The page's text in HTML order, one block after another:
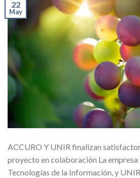
22
May
ACCURO Y UNIR finalizan
proyecto en colaboración La
Tecnologías de la Información, y